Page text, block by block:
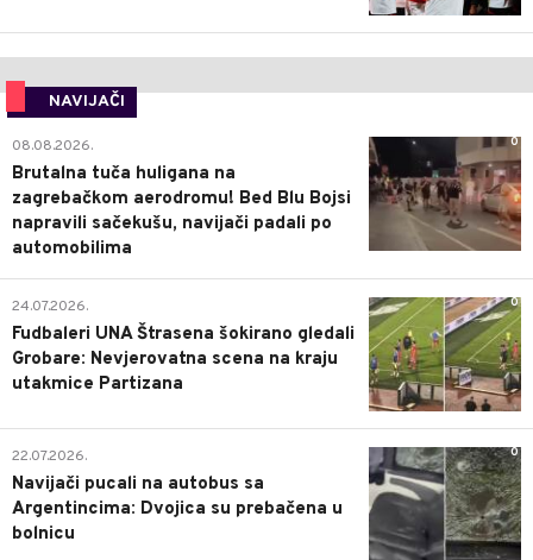
NAVIJAČI
0
08.08.2026.
Brutalna tuča huligana na
zagrebačkom aerodromu! Bed Blu Bojsi
napravili sačekušu, navijači padali po
automobilima
0
24.07.2026.
Fudbaleri UNA Štrasena šokirano gledali
Grobare: Nevjerovatna scena na kraju
utakmice Partizana
0
22.07.2026.
Navijači pucali na autobus sa
Argentincima: Dvojica su prebačena u
bolnicu